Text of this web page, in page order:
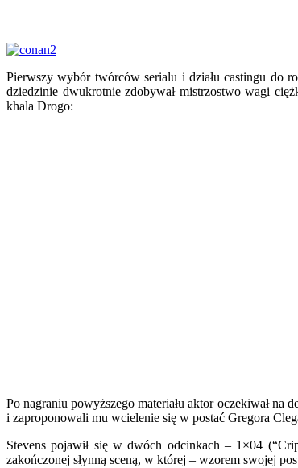
Pierwszy wybór twórców serialu i działu castingu do
dziedzinie dwukrotnie zdobywał mistrzostwo wagi
khala Drogo:
Po nagraniu powyższego materiału aktor oczekiwał
i zaproponowali mu wcielenie się w postać Gregora
Stevens pojawił się w dwóch odcinkach – 1×04
zakończonej słynną sceną, w której – wzorem swojej